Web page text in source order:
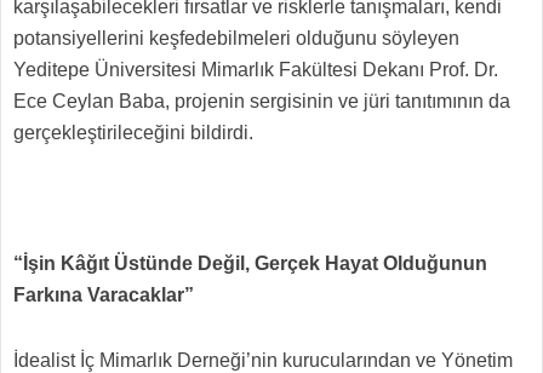
karşılaşabilecekleri fırsatlar ve risklerle tanışmaları, kendi
potansiyellerini keşfedebilmeleri olduğunu söyleyen
Yeditepe Üniversitesi Mimarlık Fakültesi Dekanı Prof. Dr.
Ece Ceylan Baba, projenin sergisinin ve jüri tanıtımının da
gerçekleştirileceğini bildirdi.
“İşin Kâğıt Üstünde Değil, Gerçek Hayat Olduğunun
Farkına Varacaklar”
İdealist İç Mimarlık Derneği’nin kurucularından ve Yönetim